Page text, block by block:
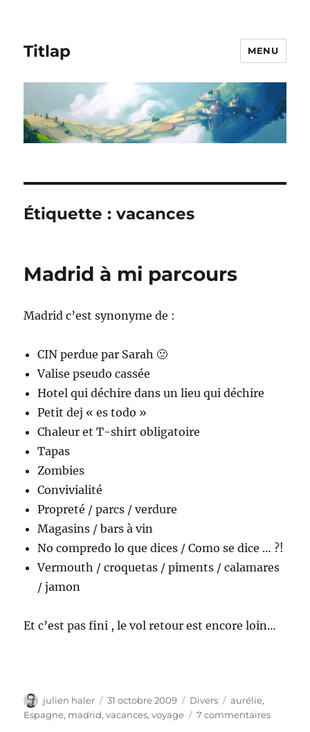
Titlap MENU
Étiquette :vacances
Madrid à mi parcours
Madrid c’est synonyme de :
CIN perdue par Sarah 🙁
Valise pseudo cassée
Hotel qui déchire dans un lieu qui déchire
Petit dej « es todo »
Chaleur et T-shirt obligatoire
Tapas
Zombies
Convivialité
Propreté / parcs / verdure
Magasins / bars à vin
No compredo lo que dices / Como se dice … ?!
Vermouth / croquetas / piments / calamares
/ jamon
Et c’est pas fini , le vol retour est encore loin…
Auteur
julien haler
Publié
le
31 octobre 2009 Catégories
Divers Étiquettes
aurélie,
Espagne, madrid,vacances,voyage 7 commentairessur